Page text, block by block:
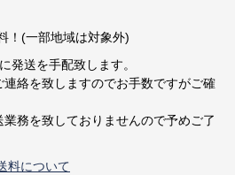
！(一部地域は対象外)
発送を手配致します。
絡を致しますのでお手数ですがご確
務を致しておりませんので予めご了
料について